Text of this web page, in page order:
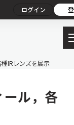
ログイン
種IRレンズを展示
ール，各